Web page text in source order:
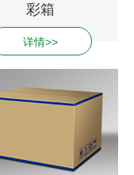
彩箱
详情>>